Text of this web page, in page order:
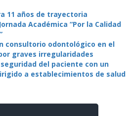
11 años de trayectoria
Académica “Por la Calidad
consultorio odontológico en el
graves irregularidades
seguridad del paciente con un
a establecimientos de salud